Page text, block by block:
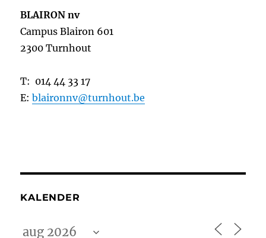
BLAIRON nv
Campus Blairon 601
2300 Turnhout
T: 014 44 33 17
E:blaironnv@turnhout.be
KALENDER